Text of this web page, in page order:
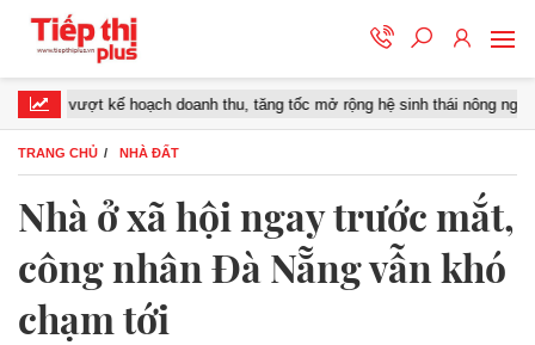
kế hoạch doanh thu, tăng tốc mở rộng hệ sinh thái nông nghiệp – thực
TRANG CHỦ NHÀ ĐẤT
Nhà ở xã hội ngay trước mắt,
công nhân Đà Nẵng vẫn khó
chạm tới